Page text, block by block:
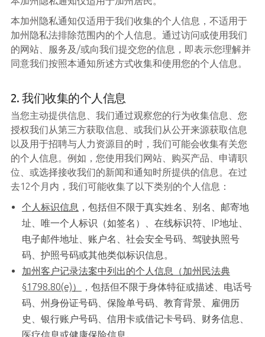
本加州隐私通知仅适用于我们收集的个人信息，不适用于
加州隐私法排除范围内的个人信息。通过访问或使用我们
的网站、服务及/或向我们提交您的信息，即表示您理解并
同意我们按照本通知所述方式收集和使用您的个人信息。
2. 我们收集的个人信息
当您主动提供信息、我们通过观察您的行为收集信息、您
授权我们从第三方获取信息、或我们从公开来源获取信息
以及用于招聘与人力资源目的时，我们可能会收集有关您
的个人信息。例如，您使用我们网站、购买产品、申请职
位、或选择接收我们的新闻和通知时所提供的信息。在过
去12个月内，我们可能收集了以下类别的个人信息：
个人标识信息 ，包括但不限于真实姓名、别名、邮寄地
址、唯一个人标识（如签名）、在线标识符、IP地址、
电子邮件地址、账户名、社会安全号码、驾驶执照号
码、护照号码或其他类似标识信息。
加州客户记录法案中列出的个人信息（加州民法典
§1798.80(e)）
，包括但不限于身体特征或描述、电话号
码、州身份证号码、保险单号码、教育背景、雇佣历
史、银行账户号码、信用卡或借记卡号码、财务信息、